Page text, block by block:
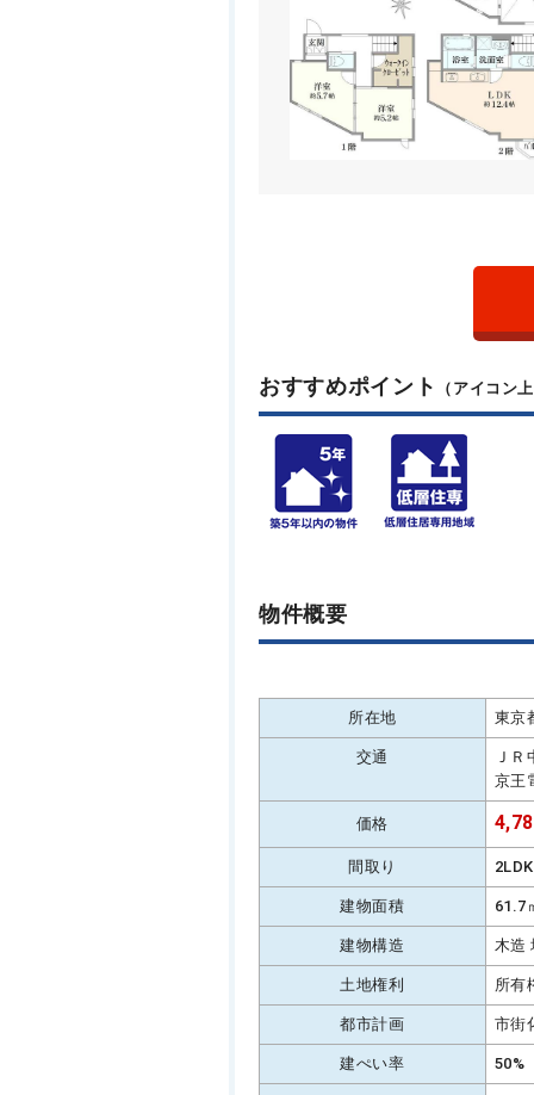
おすすめポイント （アイコン
物件概要
所在地 東京
交通
Ｊ
京王
価格
間取り 2LDK
建物面積 61.7
建物構造 木造
土地権利 所有
都市計画 市街
建ぺい率 50%